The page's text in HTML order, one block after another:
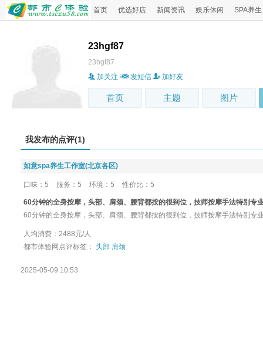
首页 优选好店 新闻资讯 娱乐休闲 SPA养生
23hgf87
23hgf87
加关注
发短信 加好友
首页 主题 图片
我发布的点评(1)
如意spa养生工作室(北京各区)
口味：5 服务：5 环境：5 性价比：5
60分钟的全身按摩，头部、肩颈、腰背都按的很到位，技师按摩手法特别专
60分钟的全身按摩，头部、肩颈、腰背都按的很到位，技师按摩手法特别专
人均消费：2488元/人
都市体验网点评标签： 头部 肩颈
2025-05-09 10:53